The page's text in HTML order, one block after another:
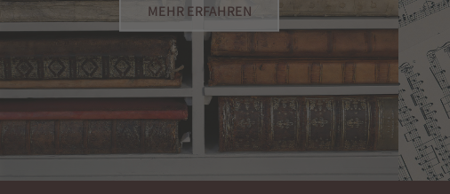
MEHR ERFAHREN